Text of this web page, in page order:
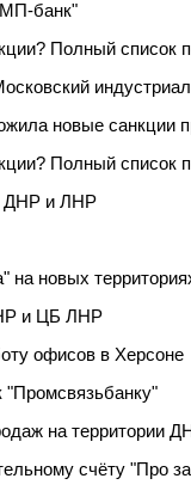
банк"
Полный список
новые санкции
Полный список
ДНР и ЛНР
новых
и ЦБ ЛНР
офисов в Херсоне
на территории
счёту "Про